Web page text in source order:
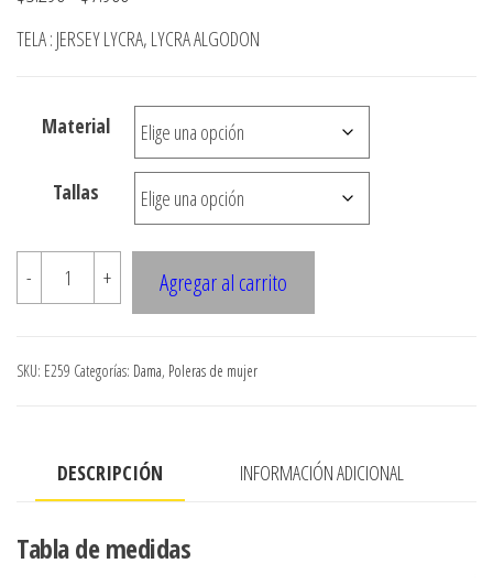
de
desde
$3.290
hasta
$7.900
TELA : JERSEY LYCRA, LYCRA ALGODON
Material
Tallas
-
E259
POLERA
CUELLO
REDONDO
TIPO
cantidad
+ Agregar al carrito
SKU: E259 Categorías: Dama, Poleras de mujer
DESCRIPCIÓN INFORMACIÓN ADICIONAL
Tabla de medidas